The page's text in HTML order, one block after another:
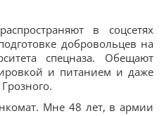
в соцсетях
добровольцев на
спецназа. Обещают
и питанием и даже
Мне 48 лет, в армии